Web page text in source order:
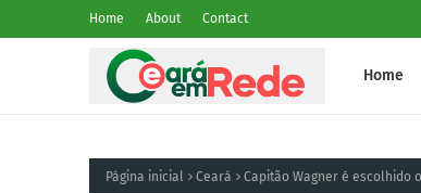
Home About Contact
Home
Página inicial Ceará Capitão Wagner é escolhido